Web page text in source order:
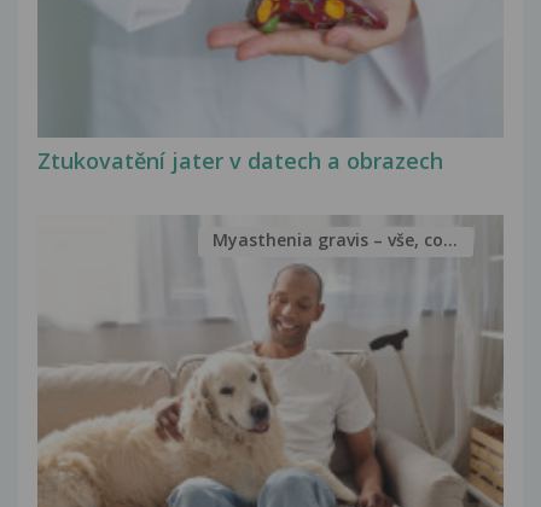
Ztukovatění jater v datech a obrazech
Myasthenia gravis – vše, co...